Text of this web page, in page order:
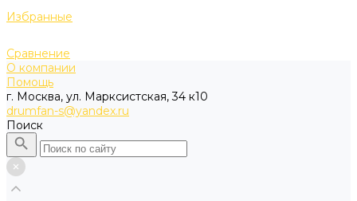
Избранные
Сравнение
О компании
Помощь
г. Москва, ул. Марксистская, 34 к10
drumfan-s@yandex.ru
Поиск